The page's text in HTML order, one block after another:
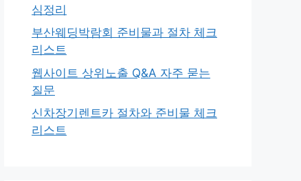
심정리
부산웨딩박람회 준비물과 절차 체크
리스트
웹사이트 상위노출 Q&A 자주 묻는
질문
신차장기렌트카 절차와 준비물 체크
리스트